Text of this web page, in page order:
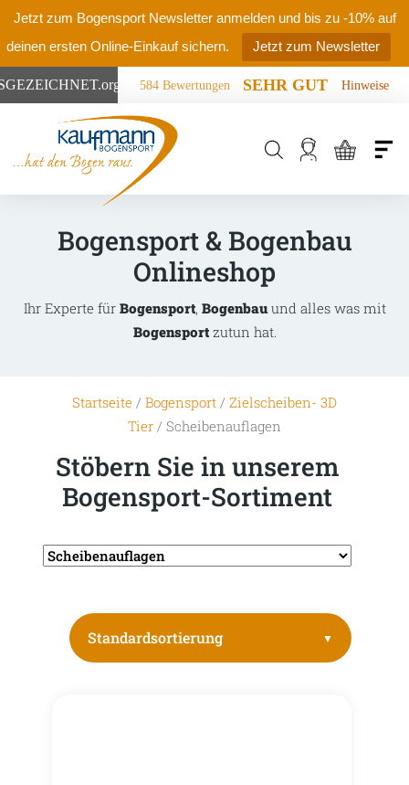
Jetzt zum Bogensport Newsletter anmelden und bis zu -10% auf
deinen ersten Online-Einkauf sichern.
Jetzt zum Newsletter
.org 584 Bewertungen SEHR GUT Hinweise
Products
search
Bogensport & Bogenbau
Onlineshop
Ihr Experte für Bogensport, Bogenbauund alles was mit
Bogensportzutun hat.
Startseite / Bogensport / Zielscheiben- 3D
Tier / Scheibenauflagen
Stöbern Sie in unserem
Bogensport-Sortiment